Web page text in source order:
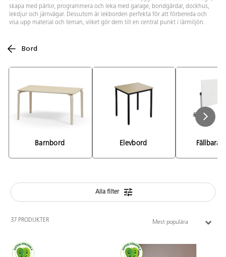
skapa med pärlor, programmera och leka med garage, bondgårdar, dockhus,
lekdjur och järnvägar. Dessutom är lekborden perfekta för att förbereda och
visa upp material och teman, vilket gör dem till en central punkt i lärmiljön.
Bord
Barnbord Elevbord Fällbara
Alla filter
37 PRODUKTER Mest populära